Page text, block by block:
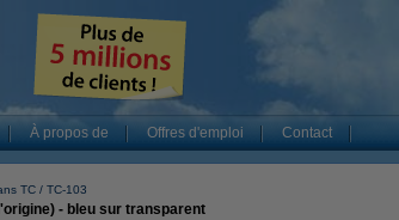
À propos de Offres d'emploi Contact
TC TC-103
- bleu sur transparent